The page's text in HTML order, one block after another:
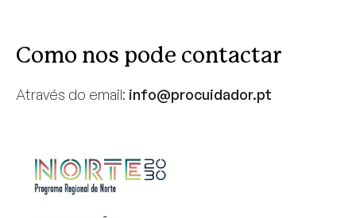
Como nos pode contactar
Através do email: info@procuidador.pt